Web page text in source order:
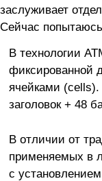
заслуживает
Сейчас
В технологии
фиксированной
ячейками
заголовок + 48
В отличии от
применяемых в
с